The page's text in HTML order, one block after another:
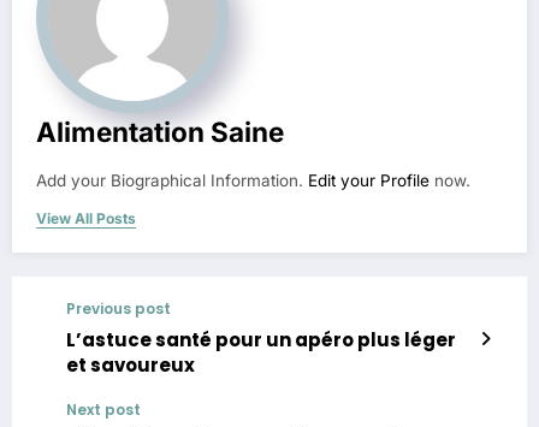
Alimentation Saine
Add your Biographical Information. Edit your Profile now.
View All Posts
Previous post
L’astuce santé pour un apéro plus léger
et savoureux
Next post